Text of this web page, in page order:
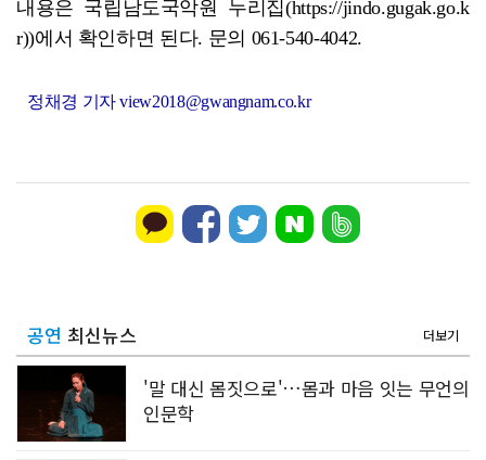
내용은 국립남도국악원 누리집(https://jindo.gugak.go.k
r))에서 확인하면 된다. 문의 061-540-4042.
정채경 기자 view2018@gwangnam.co.kr
공연 최신뉴스 더보기
'말 대신 몸짓으로'…몸과 마음 잇는 무언의
인문학